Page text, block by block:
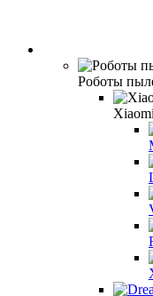
Роботы
Xiaomi